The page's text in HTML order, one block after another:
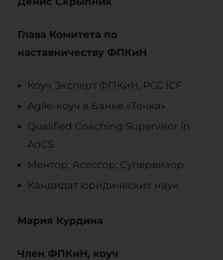
Глава Комитета по
наставничеству ФПКиН
Коуч Эксперт ФПКиН, РСС ICF
Agile-коуч в Банке «Точка»
Qualified Coaching Supervisor in
AoCS
Ментор, Асессор, Супервизор
Кандидат юридических наук
Мария Курдина
Член ФПКиН, коуч